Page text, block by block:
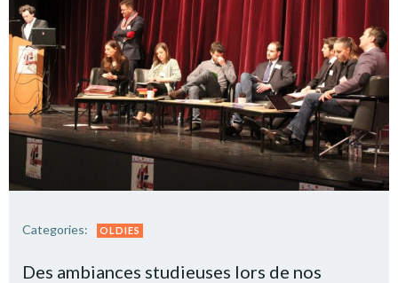
Categories: OLDIES
Des ambiances studieuses lors de nos